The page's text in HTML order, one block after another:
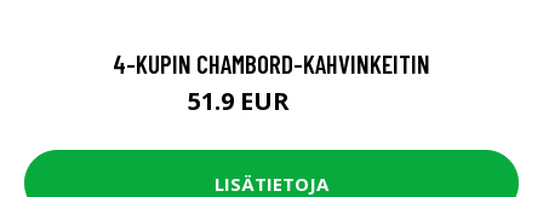
4-KUPIN CHAMBORD-KAHVINKEITIN
51.9 EUR
LISÄTIETOJA